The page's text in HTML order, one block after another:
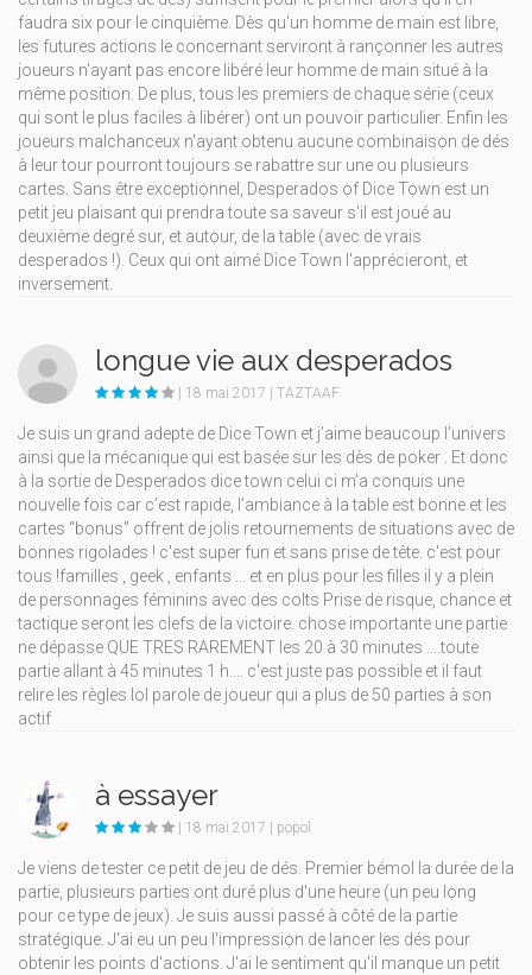
faudra six pour le cinquième. Dès qu'un homme de main est libre,
les futures actions le concernant serviront à rançonner les autres
joueurs n'ayant pas encore libéré leur homme de main situé à la
même position. De plus, tous les premiers de chaque série (ceux
qui sont le plus faciles à libérer) ont un pouvoir particulier. Enfin les
joueurs malchanceux n'ayant obtenu aucune combinaison de dés
à leur tour pourront toujours se rabattre sur une ou plusieurs
cartes. Sans être exceptionnel, Desperados of Dice Town est un
petit jeu plaisant qui prendra toute sa saveur s'il est joué au
deuxième degré sur, et autour, de la table (avec de vrais
desperados !). Ceux qui ont aimé Dice Town l'apprécieront, et
inversement.
longue vie aux desperados
| 18 mai 2017 | TAZTAAF
Je suis un grand adepte de Dice Town et j’aime beaucoup l’univers
ainsi que la mécanique qui est basée sur les dès de poker . Et donc
à la sortie de Desperados dice town celui ci m’a conquis une
nouvelle fois car c’est rapide, l’ambiance à la table est bonne et les
cartes “bonus” offrent de jolis retournements de situations avec de
bonnes rigolades ! c'est super fun et sans prise de tête. c'est pour
tous !familles , geek , enfants ... et en plus pour les filles il y a plein
de personnages féminins avec des colts Prise de risque, chance et
tactique seront les clefs de la victoire. chose importante une partie
ne dépasse QUE TRES RAREMENT les 20 à 30 minutes ....toute
partie allant à 45 minutes 1 h.... c'est juste pas possible et il faut
relire les règles lol parole de joueur qui a plus de 50 parties à son
actif
à essayer
| 18 mai 2017 | popol
Je viens de tester ce petit de jeu de dés. Premier bémol la durée de la
partie, plusieurs parties ont duré plus d'une heure (un peu long
pour ce type de jeux). Je suis aussi passé à côté de la partie
stratégique. J'ai eu un peu l'impression de lancer les dés pour
obtenir les points d'actions. J'ai le sentiment qu'il manque un petit